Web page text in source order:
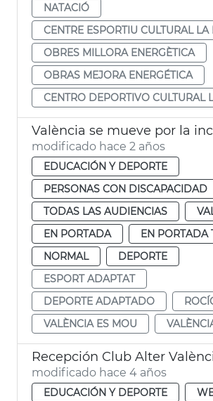
NATACIÓ
CENTRE ESPORTIU CULTURAL LA
OBRES MILLORA ENERGÈTICA
OBRAS MEJORA ENERGÉTICA
CENTRO DEPORTIVO CULTURAL
València se mueve por la
modificado hace 2 años
EDUCACIÓN Y DEPORTE
PERSONAS CON DISCAPACIDAD
TODAS LAS AUDIENCIAS
EN PORTADA
EN PORTADA
NORMAL
DEPORTE
ESPORT ADAPTAT
DEPORTE ADAPTADO
VALÈNCIA ES MOU
Recepción Club Alter
modificado hace 4 años
EDUCACIÓN Y DEPORTE